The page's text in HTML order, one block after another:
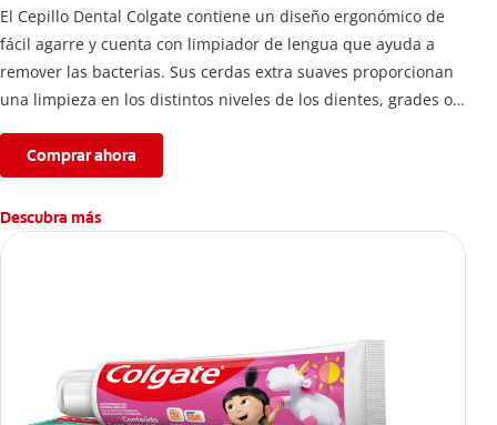
El Cepillo Dental Colgate contiene un diseño ergonómico de
fácil agarre y cuenta con limpiador de lengua que ayuda a
remover las bacterias. Sus cerdas extra suaves proporcionan
una limpieza en los distintos niveles de los dientes, grades o
Comprar ahora
Descubra más